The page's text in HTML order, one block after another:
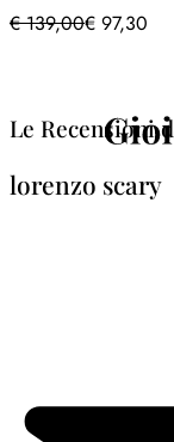
€139,00€ 97,30
Le Recensioni
lorenzo scary